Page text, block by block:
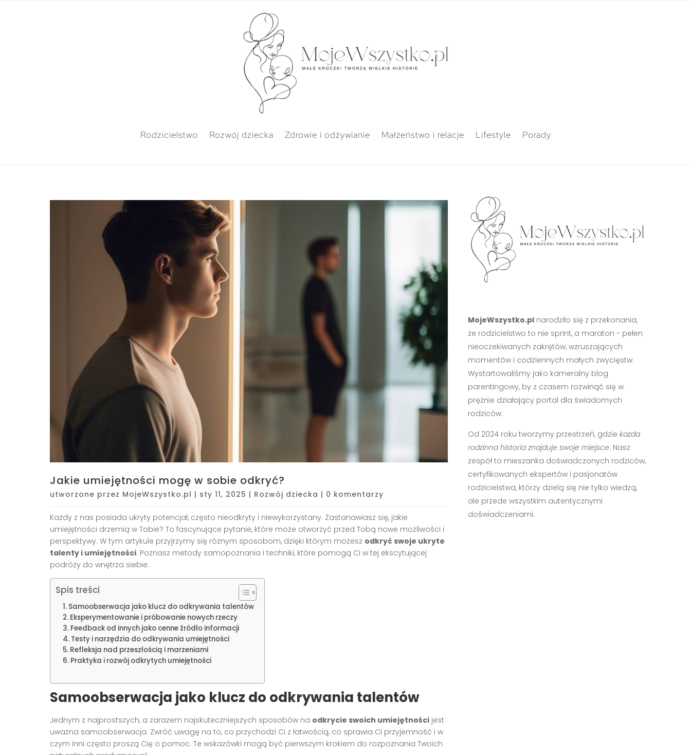
Rodzicielstwo Rozwój dziecka Zdrowie i odżywianie Małżeństwo i relacje Lifestyle Porady
Jakie umiejętności mogę w sobie odkryć?
utworzone przez MojeWszystko.pl | sty 11, 2025 | Rozwój dziecka | 0 komentarzy
Każdy z nas posiada ukryty potencjał, często nieodkryty i niewykorzystany. Zastanawiasz się, jakie
umiejętności drzemią w Tobie? To fascynujące pytanie, które może otworzyć przed Tobą nowe możliwości i
perspektywy. W tym artykule przyjrzymy się różnym sposobom, dzięki którym możesz odkryć swoje ukryte
talenty i umiejętności. Poznasz metody samopoznania i techniki, które pomogą Ci w tej ekscytującej
podróży do wnętrza siebie.
Spis treści
Samoobserwacja jako klucz do odkrywania talentów
Eksperymentowanie i próbowanie nowych rzeczy
Feedback od innych jako cenne źródło informacji
Testy i narzędzia do odkrywania umiejętności
Refleksja nad przeszłością i marzeniami
Praktyka i rozwój odkrytych umiejętności
Samoobserwacja jako klucz do odkrywania talentów
Jednym z najprostszych, a zarazem najskuteczniejszych sposobów na odkrycie swoich umiejętności jest
uważna samoobserwacja. Zwróć uwagę na to, co przychodzi Ci z łatwością, co sprawia Ci przyjemność i w
czym inni często proszą Cię o pomoc. Te wskazówki mogą być pierwszym krokiem do rozpoznania Twoich
MojeWszystko.plnarodziło się z przekonania,
że rodzicielstwo to nie sprint, a maraton - pełen
nieoczekiwanych zakrętów, wzruszających
momentów i codziennych małych zwycięstw.
Wystartowaliśmy jako kameralny blog
parentingowy, by z czasem rozwinąć się w
prężnie działający portal dla świadomych
rodziców.
Od 2024 roku tworzymy przestrzeń, gdzie każda
rodzinna historia znajduje swoje miejsce. Nasz
zespół to mieszanka doświadczonych rodziców,
certyfikowanych ekspertów i pasjonatów
rodzicielstwa, którzy dzielą się nie tylko wiedzą,
ale przede wszystkim autentycznymi
doświadczeniami.